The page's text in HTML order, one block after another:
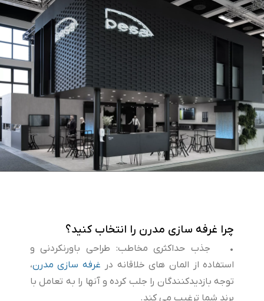
چرا غرفه سازی مدرن را انتخاب کنید؟
• جذب حداکثری مخاطب: طراحی باورنکردنی و
استفاده از المان های خلاقانه در غرفه سازی مدرن،
توجه بازدیدکنندگان را جلب کرده و آنها را به تعامل با
برند شما ترغیب می کند.